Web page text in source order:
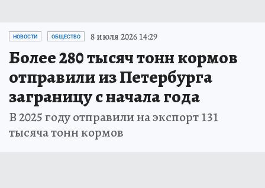
НОВОСТИ ОБЩЕСТВО 8 июля 2026 14:29
Более 280 тысяч тонн кормов
отправили из Петербурга
заграницу с начала года
В 2025 году отправили на экспорт 131
тысяча тонн кормов